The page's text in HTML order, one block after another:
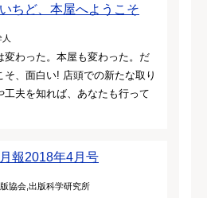
ちど、本屋へようこそ
変わった。本屋も変わった。だ
そ、面白い! 店頭での新たな取り
工夫を知れば、あなたも行って
報2018年4月号
協会,出版科学研究所